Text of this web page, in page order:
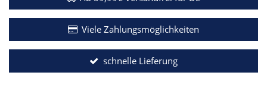
Viele Zahlungsmöglichkeiten
schnelle Lieferung